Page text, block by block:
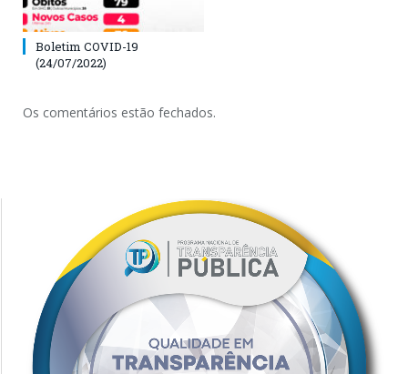
Boletim COVID-19
(24/07/2022)
Os comentários estão fechados.